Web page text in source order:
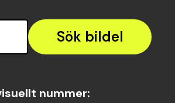
Sök bildel
nummer: